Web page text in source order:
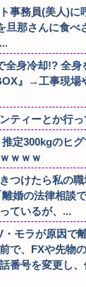
事務員(美人)に
旦那さんに食
全身冷却!? 全
』→工事現場
ティーとか行
推定300kgのヒ
ｗｗｗ
つけたら私の
婚の法律相談
ているが、...
・モラが原因で
で、FXや先物
番号を変更し